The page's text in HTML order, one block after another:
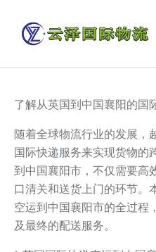
了解从英国到中国襄阳的国
随着全球物流行业的发展，
国际快递服务来实现货物的
到中国襄阳市，不仅需要高
口清关和送货上门的环节。
空运到中国襄阳市的全过程
及最终的配送服务。